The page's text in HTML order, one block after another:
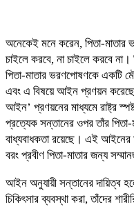
অনেকেই মনে করেন, পিতা-মাতার
চাইলে করবে, না চাইলে করবে না।
পিতা-মাতার ভরণপোষণকে একটি
এবং এ বিষয়ে আইন প্রণয়ন
আইন’ প্রণয়নের মাধ্যমে রাষ্ট্র
প্রত্যেক সন্তানের ওপর তাঁর
বাধ্যবাধকতা রয়েছে। এই আইনের
বরং প্রবীণ পিতা-মাতার জন্য
আইন অনুযায়ী সন্তানের দায়িত্ব
চিকিৎসার ব্যবস্থা করা, তাঁদের